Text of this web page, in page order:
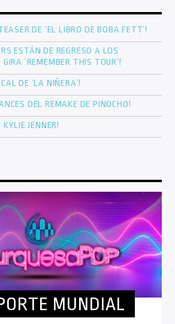
DE ‘EL LIBRO DE BOBA FETT’!
ESTÁN DE REGRESO A LOS
‘REMEMBER THIS TOUR’!
DE ‘LA NIÑERA’!
DEL REMAKE DE PINOCHO!
JENNER!
MUNDIAL